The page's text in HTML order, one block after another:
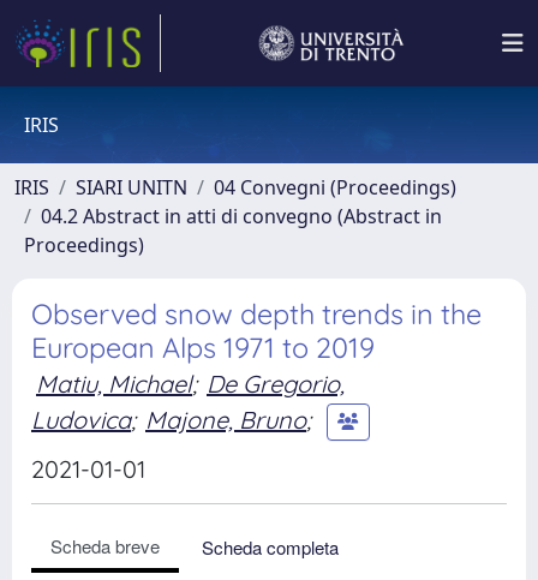
IRIS
IRIS SIARI UNITN
04 Convegni (Proceedings)
04.2 Abstract in atti di convegno (Abstract in
Proceedings)
Observed snow depth trends in the
European Alps 1971 to 2019
Matiu, Michael; De Gregorio,
Ludovica; Majone, Bruno;
2021-01-01
Scheda breve
Scheda completa